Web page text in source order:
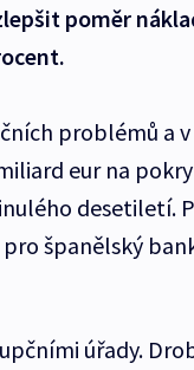
poměr
problémů a
eur na
desetiletí.
španělský
úřady.